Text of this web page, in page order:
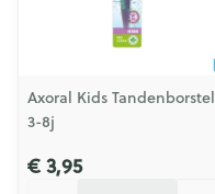
Axoral Kids Tandenborstel
3-8j
€ 3,95